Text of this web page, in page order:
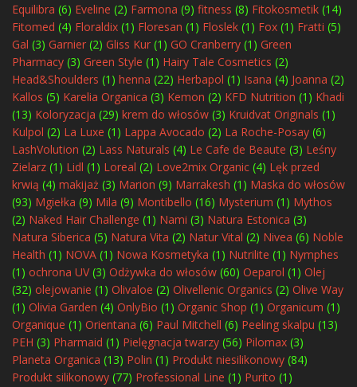
Equilibra (6) Eveline (2) Farmona (9) fitness (8) Fitokosmetik (14)
Fitomed (4) Floraldix (1) Floresan (1) Floslek (1) Fox (1) Fratti (5)
Gal (3) Garnier (2) Gliss Kur (1) GO Cranberry (1) Green
Pharmacy (3) Green Style (1) Hairy Tale Cosmetics (2)
Head&Shoulders (1) henna (22) Herbapol (1) Isana (4) Joanna (2)
Kallos (5) Karelia Organica (3) Kemon (2) KFD Nutrition (1) Khadi
(13) Koloryzacja (29) krem do włosów (3) Kruidvat Originals (1)
Kulpol (2) La Luxe (1) Lappa Avocado (2) La Roche-Posay (6)
LashVolution (2) Lass Naturals (4) Le Cafe de Beaute (3) Leśny
Zielarz (1) Lidl (1) Loreal (2) Love2mix Organic (4) Lęk przed
krwią (4) makijaż (3) Marion (9) Marrakesh (1) Maska do włosów
(93) Mgiełka (9) Mila (9) Montibello (16) Mysterium (1) Mythos
(2) Naked Hair Challenge (1) Nami (3) Natura Estonica (3)
Natura Siberica (5) Natura Vita (2) Natur Vital (2) Nivea (6) Noble
Health (1) NOVA (1) Nowa Kosmetyka (1) Nutrilite (1) Nymphes
(1) ochrona UV(3) Odżywka do włosów (60) Oeparol (1) Olej
(32) olejowanie (1) Olivaloe (2) Olivellenic Organics (2) Olive Way
(1) Olivia Garden (4) OnlyBio (1) Organic Shop (1) Organicum (1)
Organique (1) Orientana (6) Paul Mitchell (6) Peeling skalpu (13)
PEH (3) Pharmaid (1) Pielęgnacja twarzy (56) Pilomax (3)
Planeta Organica (13) Polin (1) Produkt niesilikonowy (84)
Produkt silikonowy (77) Professional Line (1) Purito (1)